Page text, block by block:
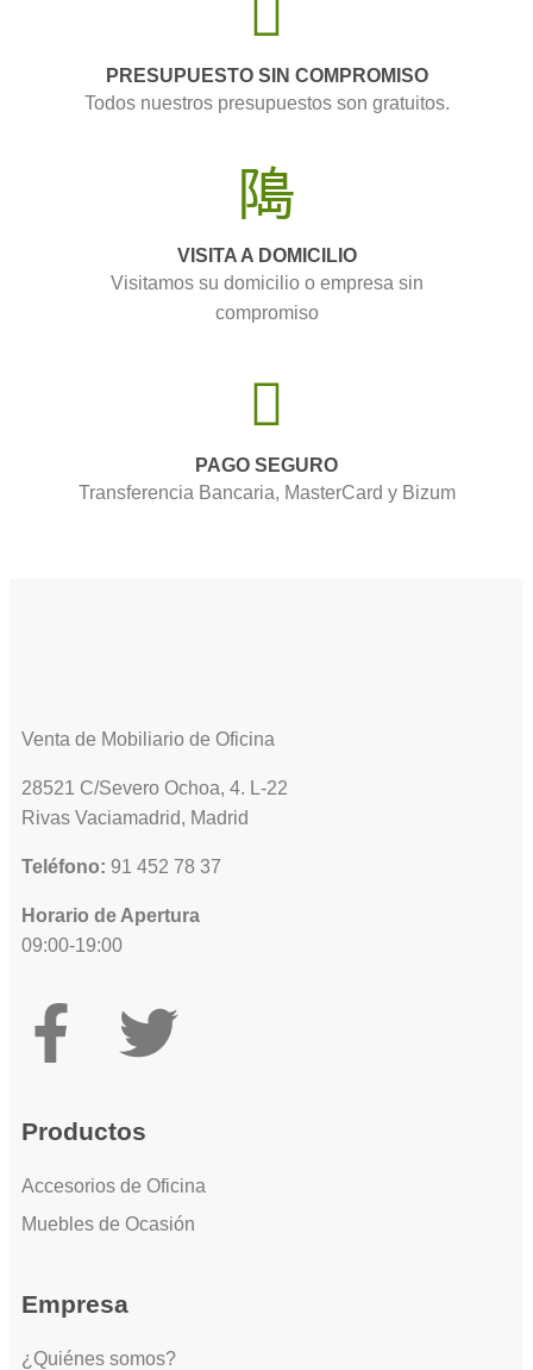
PRESUPUESTO SIN COMPROMISO
Todos nuestros presupuestos son gratuitos.
VISITA A DOMICILIO
Visitamos su domicilio o empresa sin
compromiso
PAGO SEGURO
Transferencia Bancaria, MasterCard y Bizum
Venta de Mobiliario de Oficina
28521 C/Severo Ochoa, 4. L-22
Rivas Vaciamadrid, Madrid
Teléfono: 91 452 78 37
Horario de Apertura
09:00-19:00
Productos
Accesorios de Oficina
Muebles de Ocasión
Empresa
¿Quiénes somos?